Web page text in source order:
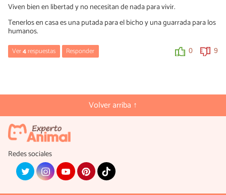
Viven bien en libertad y no necesitan de nada para vivir.
Tenerlos en casa es una putada para el bicho y una guarrada para los
humanos.
Ver4respuestas Responder 0 9
¿sabes qué? pese a los votos en contra, tienes toda la razón. mi
gato es un cabrón y quiero deshacerme de él. Pero eso sí, acepto
la política de privacidad porque no me queda otra.
Gloria
05/02/2020
Lleva tiempo ganarte a un gato arisco. Por muchos meses casi
Volver arriba ↑
Redes sociales